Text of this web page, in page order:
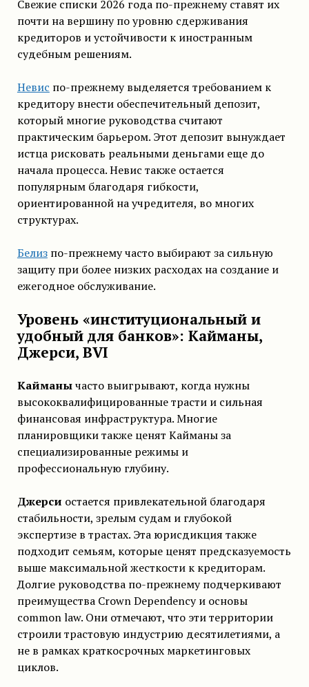
Свежие списки 2026 года по-прежнему ставят их
почти на вершину по уровню сдерживания
кредиторов и устойчивости к иностранным
судебным решениям.
Невис по-прежнему выделяется требованием к
кредитору внести обеспечительный депозит,
который многие руководства считают
практическим барьером. Этот депозит вынуждает
истца рисковать реальными деньгами еще до
начала процесса. Невис также остается
популярным благодаря гибкости,
ориентированной на учредителя, во многих
структурах.
Белизпо-прежнему часто выбирают за сильную
защиту при более низких расходах на создание и
ежегодное обслуживание.
Уровень «институциональный и
удобный для банков»: Кайманы,
Джерси, BVI
Кайманычасто выигрывают, когда нужны
высококвалифицированные трасти и сильная
финансовая инфраструктура. Многие
планировщики также ценят Кайманы за
специализированные режимы и
профессиональную глубину.
Джерси остается привлекательной благодаря
стабильности, зрелым судам и глубокой
экспертизе в трастах. Эта юрисдикция также
подходит семьям, которые ценят предсказуемость
выше максимальной жесткости к кредиторам.
Долгие руководства по-прежнему подчеркивают
преимущества Crown Dependency и основы
common law. Они отмечают, что эти территории
строили трастовую индустрию десятилетиями, а
не в рамках краткосрочных маркетинговых
циклов.